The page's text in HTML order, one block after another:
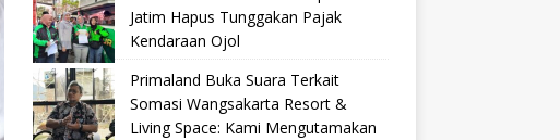
Jatim Hapus Tunggakan Pajak
Kendaraan Ojol
Primaland Buka Suara Terkait
Somasi Wangsakarta Resort &
Living Space: Kami Mengutamakan